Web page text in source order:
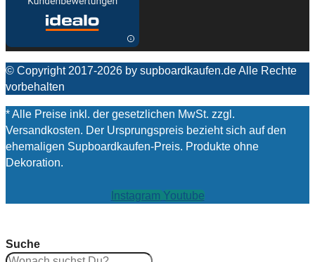
© Copyright 2017-2026 by supboardkaufen.de Alle Rechte
vorbehalten
* Alle Preise inkl. der gesetzlichen MwSt. zzgl.
Versandkosten. Der Ursprungspreis bezieht sich auf den
ehemaligen Supboardkaufen-Preis. Produkte ohne
Dekoration.
Instagram Youtube
Suche